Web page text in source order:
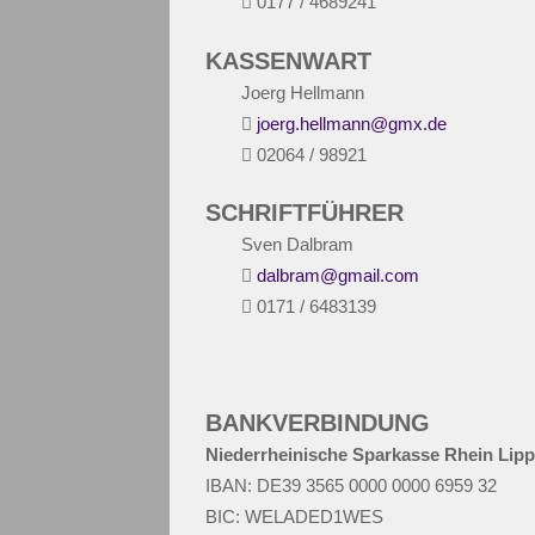
KASSENWART
Joerg Hellmann
joerg.hellmann@gmx.de
02064 / 98921
SCHRIFTFÜHRER
Sven Dalbram
dalbram@gmail.com
0171 / 6483139
BANKVERBINDUNG
Niederrheinische Sparkasse Rhein
IBAN: DE39 3565 0000 0000 6959 32
BIC: WELADED1WES